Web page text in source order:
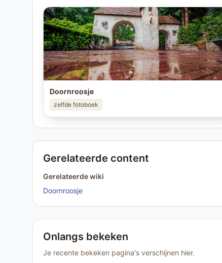
Doornroosje
zelfde fotoboek
Gerelateerde content
Gerelateerde wiki
Doornroosje
Onlangs bekeken
Je recente bekeken pagina's verschijnen hier.